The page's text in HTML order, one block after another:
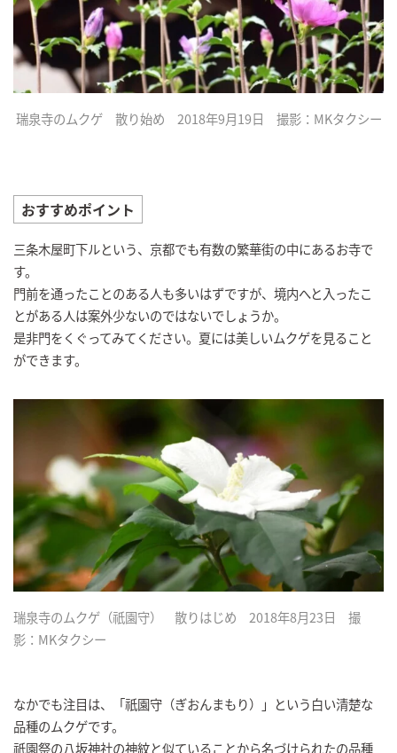
瑞泉寺のムクゲ 散り始め 2018年9月19日 撮影：MKタクシー
おすすめポイント
三条木屋町下ルという、京都でも有数の繁華街の中にあるお寺で
す。
門前を通ったことのある人も多いはずですが、境内へと入ったこ
とがある人は案外少ないのではないでしょうか。
是非門をくぐってみてください。夏には美しいムクゲを見ること
ができます。
瑞泉寺のムクゲ（祇園守） 散りはじめ 2018年8月23日 撮
影：MKタクシー
なかでも注目は、「祇園守（ぎおんまもり）」という白い清楚な
品種のムクゲです。
祇園祭の八坂神社の神紋と似ていることから名づけられたの品種